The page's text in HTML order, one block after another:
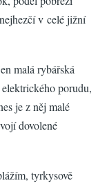
v celé jižní
malá rybářská
porudu,
je z něj malé
dovolené
tyrkysově